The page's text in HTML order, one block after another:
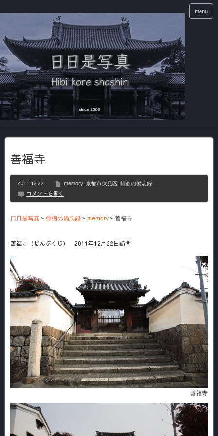
menu
善福寺
2011.12.22 memory 京都市伏見区 徘徊の備忘録
コメントを書く
日日是写真 > 徘徊の備忘録 > memory > 善福寺
善福寺（ぜんぷくじ） 2011年12月22日訪問
善福寺